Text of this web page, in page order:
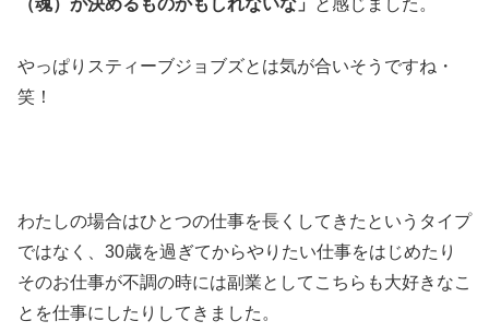
（魂）が決めるものかもしれないな」
と感じました。
やっぱりスティーブジョブズとは気が合いそうですね・
笑！
わたしの場合はひとつの仕事を長くしてきたというタイプ
ではなく、30歳を過ぎてからやりたい仕事をはじめたり
そのお仕事が不調の時には副業としてこちらも大好きなこ
とを仕事にしたりしてきました。